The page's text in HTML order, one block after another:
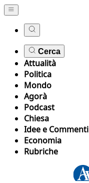
Cerca
Attualità
Politica
Mondo
Agorà
Podcast
Chiesa
Idee e Commenti
Economia
Rubriche